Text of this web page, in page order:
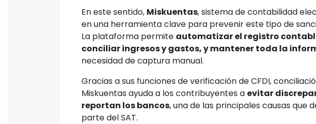
En este sentido, Miskuentas, sistema de contabilidad
en una herramienta clave para prevenir este tipo de
La plataforma permite automatizar el registro
conciliar ingresos y gastos, y mantener toda la
necesidad de captura manual.
Gracias a sus funciones de verificación de CFDI,
Miskuentas ayuda a los contribuyentes a evitar
reportan los bancos, una de las principales causas que
parte del SAT.